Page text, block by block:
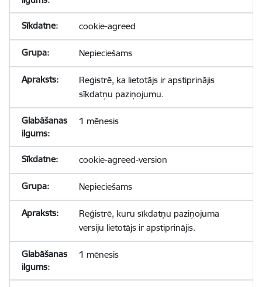
cookie-agreed
Nepieciešams
Reģistrē, ka lietotājs ir apstiprinājis
sīkdatņu paziņojumu.
1 mēnesis
cookie-agreed-version
Nepieciešams
Reģistrē, kuru sīkdatņu paziņojuma
versiju lietotājs ir apstiprinājis.
1 mēnesis